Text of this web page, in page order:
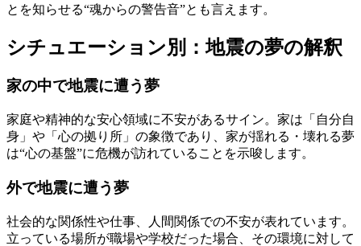
とを知らせる“魂からの警告音”とも言えます。
シチュエーション別：地震の夢の解釈
家の中で地震に遭う夢
家庭や精神的な安心領域に不安があるサイン。家は「自分自
身」や「心の拠り所」の象徴であり、家が揺れる・壊れる夢
は“心の基盤”に危機が訪れていることを示唆します。
外で地震に遭う夢
社会的な関係性や仕事、人間関係での不安が表れています。
立っている場所が職場や学校だった場合、その環境に対して